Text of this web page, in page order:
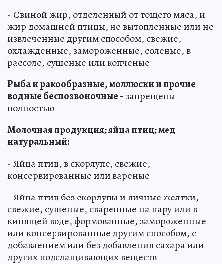
- Свиной жир, отделенный от тощего мяса, и
жир домашней птицы, не вытопленные или не
извлеченные другим способом, свежие,
охлажденные, замороженные, соленые, в
рассоле, сушеные или копченые
Рыба и ракообразные, моллюски и прочие
водные беспозвоночные - запрещены
полностью
Молочная продукция; яйца птиц; мед
натуральный:
- Яйца птиц, в скорлупе, свежие,
консервированные или вареные
- Яйца птиц без скорлупы и яичные желтки,
свежие, сушеные, сваренные на пару или в
кипящей воде, формованные, замороженные
или консервированные другим способом, с
добавлением или без добавления сахара или
других подслащивающих веществ